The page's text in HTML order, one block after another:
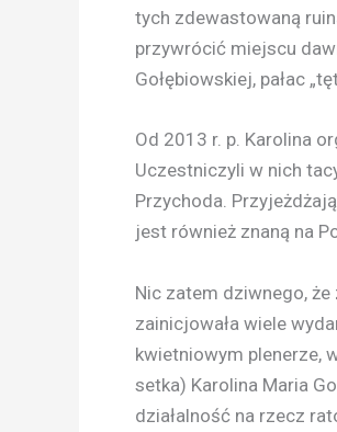
tych zdewastowaną
przywrócić miejscu
Gołębiowskiej, pałac
Od 2013 r. p. Karolina
Uczestniczyli w nich
Przychoda.
jest również znaną na
Nic zatem dziwnego,
zainicjowała wiele
kwietniowym plenerze,
setka) Karolina Maria
działalność na rzecz